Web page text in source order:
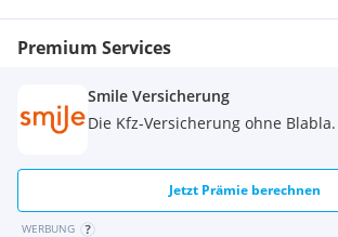
Premium Services
Smile Versicherung
Die Kfz-Versicherung ohne Blabla.
Jetzt Prämie berechnen
WERBUNG